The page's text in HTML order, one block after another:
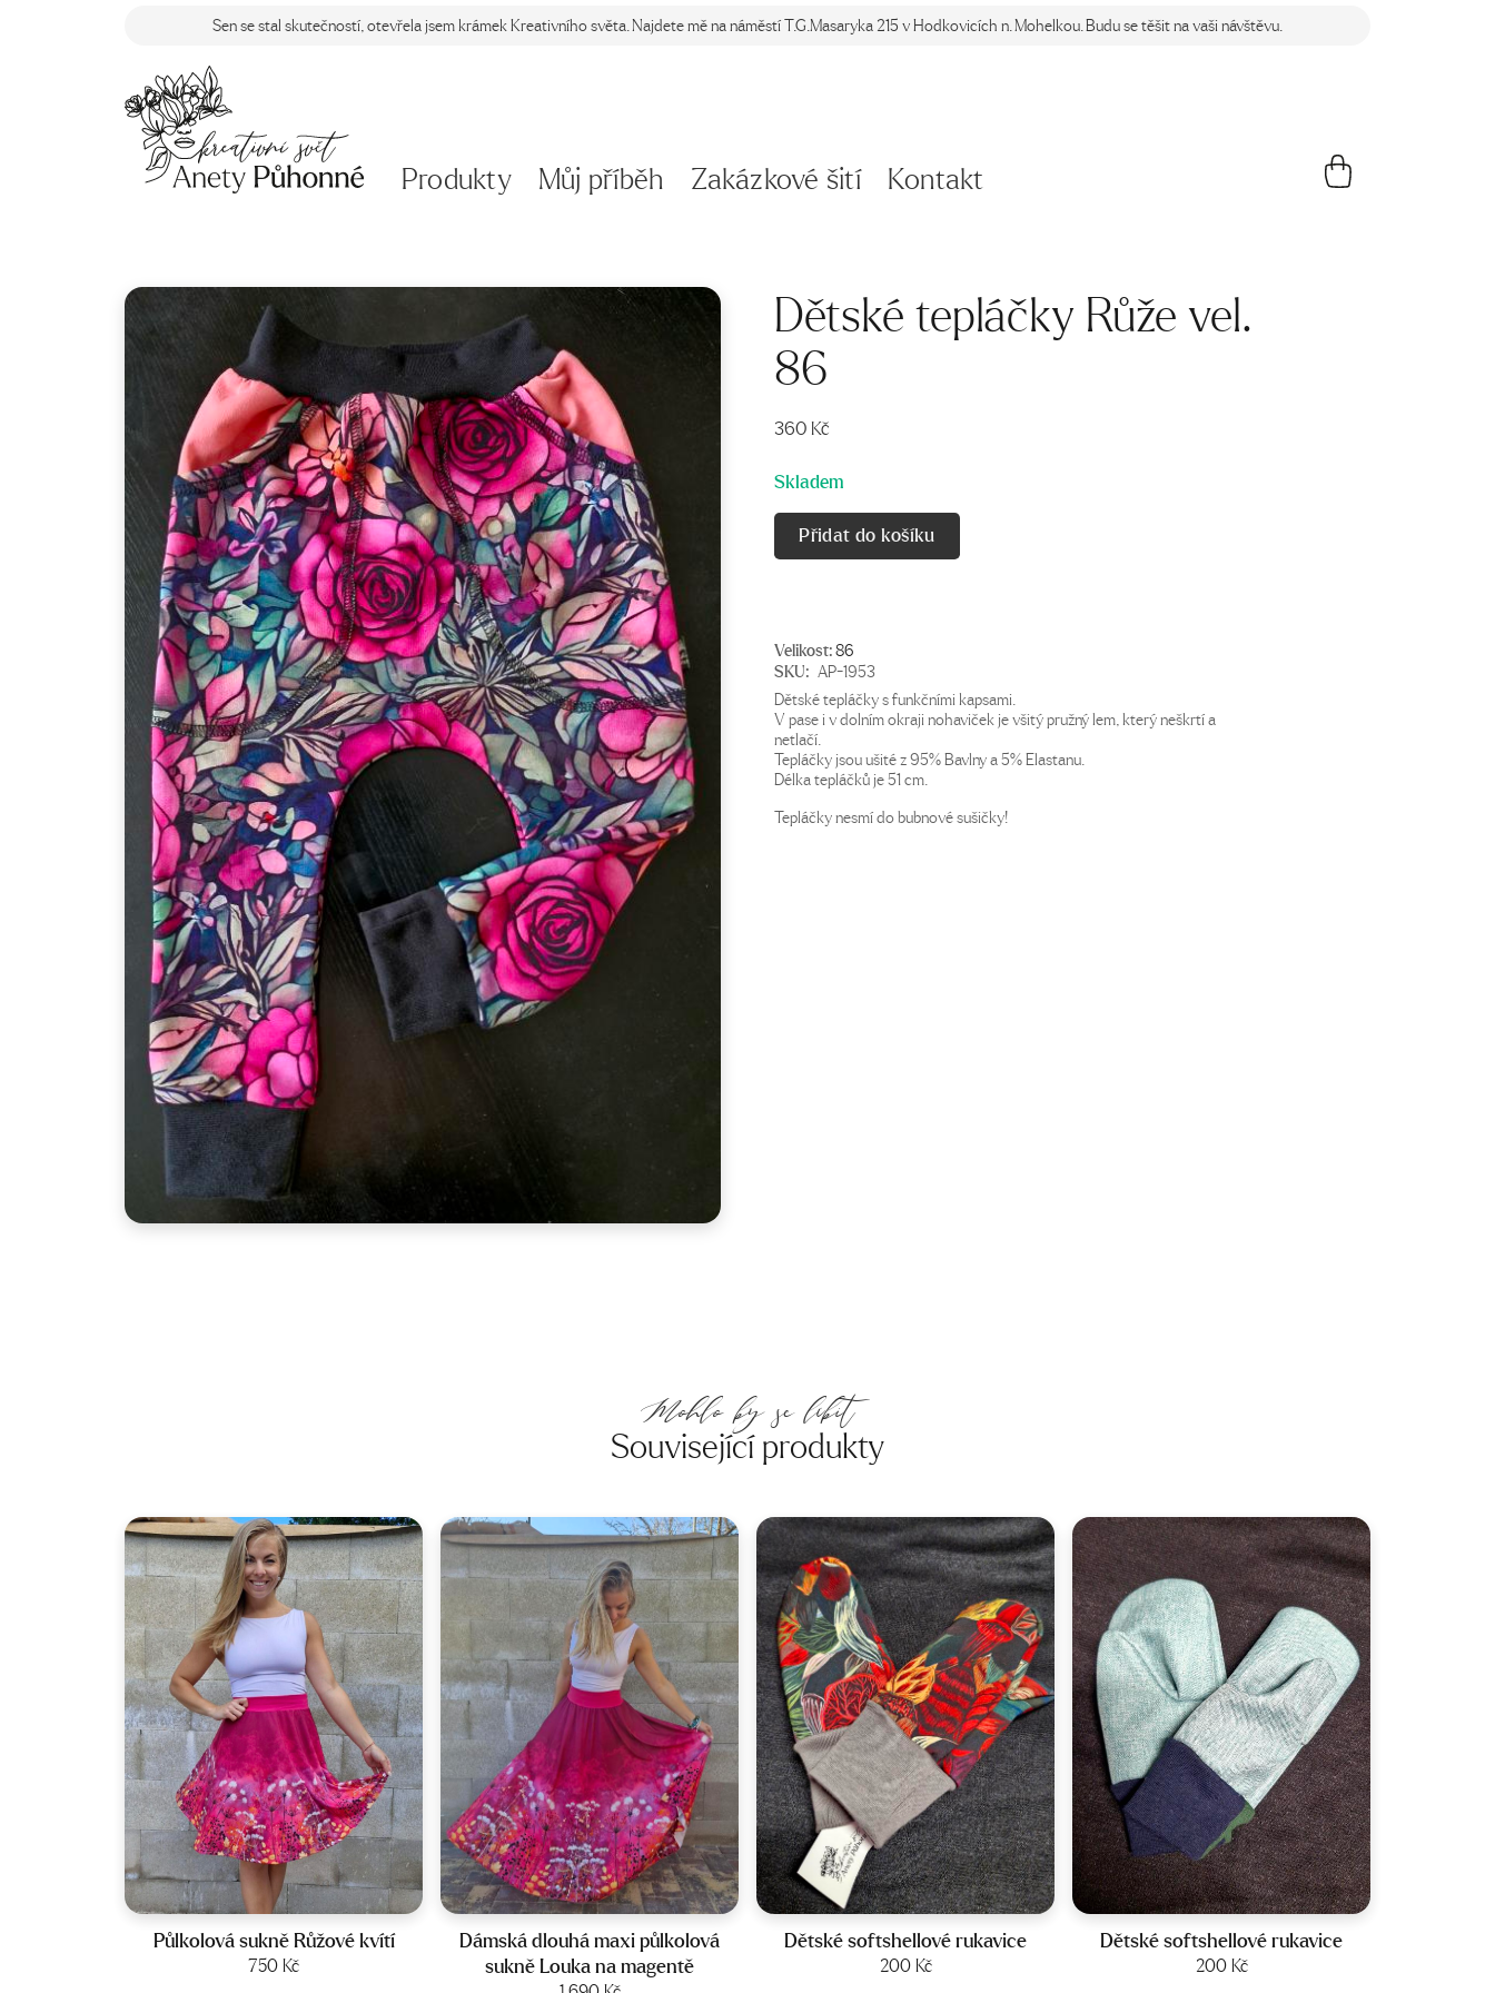
Sen se stal skutečností, otevřela jsem krámek Kreativního světa. Najdete mě na náměstí T.G.Masaryka 215 v Hodkovicích n. Mohelkou. Budu se těšit na vaši návštěvu.
Produkty Můj příběh Zakázkové šití Kontakt
Dětské tepláčky Růže vel.
86
360 Kč
Skladem
Přidat do košíku
Velikost:86
SKU: AP-1953
Dětské tepláčky s funkčními kapsami.
V pase i v dolním okraji nohaviček je všitý pružný lem, který neškrtí a
netlačí.
Tepláčky jsou ušité z 95% Bavlny a 5% Elastanu.
Délka tepláčků je 51 cm.
Tepláčky nesmí do bubnové sušičky!
Mohlo by se líbit
Související produkty
Velikost:34-40
Půlkolová sukně Růžové kvítí
750 Kč
Velikost:36-42
Dámská dlouhá maxi půlkolová
sukně Louka na magentě
Velikost:2-4 roky
Dětské softshellové rukavice
200 Kč
Velikost:2-4 roky
Dětské softshellové rukavice
200 Kč